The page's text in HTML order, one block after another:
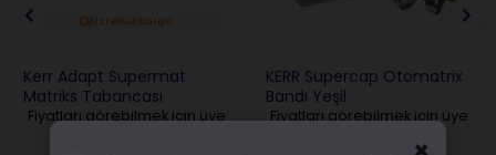
Ücretsiz Kargo
Kerr Adapt Supermat
Matriks Tabancası
Fiyatları görebilmek için üye
KERR Supercap Otomatrix
Bandı Yeşil
Fiyatları görebilmek için üye